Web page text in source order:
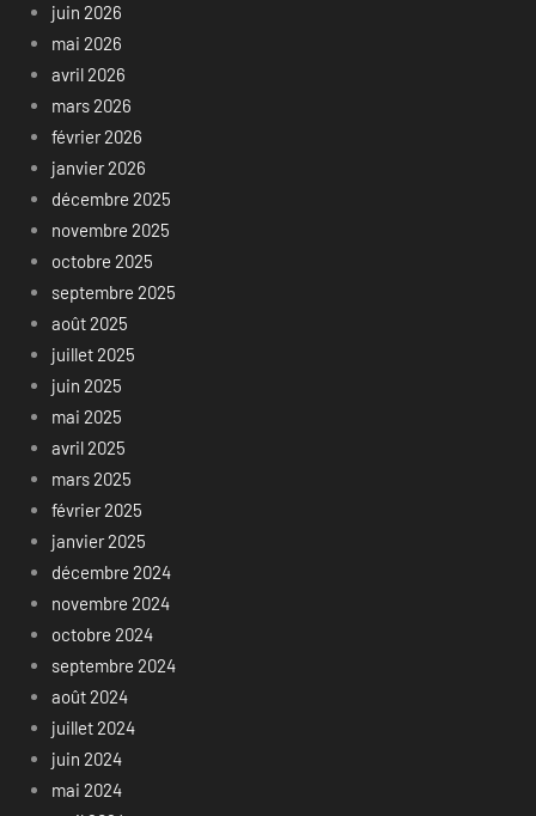
juin 2026
mai 2026
avril 2026
mars 2026
février 2026
janvier 2026
décembre 2025
novembre 2025
octobre 2025
septembre 2025
août 2025
juillet 2025
juin 2025
mai 2025
avril 2025
mars 2025
février 2025
janvier 2025
décembre 2024
novembre 2024
octobre 2024
septembre 2024
août 2024
juillet 2024
juin 2024
mai 2024